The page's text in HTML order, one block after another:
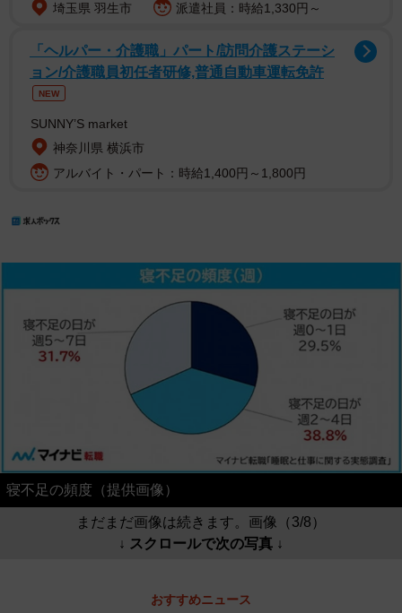
埼玉県 羽生市
派遣社員：時給1,330円～
「ヘルパー・介護職」パート/訪問介護ステーシ
ョン/介護職員初任者研修,普通自動車運転免許
NEW
SUNNY’S market
神奈川県 横浜市
アルバイト・パート：時給1,400円～1,800円
寝不足の頻度（提供画像）
まだまだ画像は続きます。画像（3/8）
↓ スクロールで次の写真 ↓
おすすめニュース